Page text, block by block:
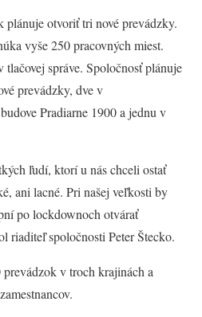
plánuje otvoriť tri nové prevádzky.
vyše 250 pracovných miest.
správe. Spoločnosť plánuje
prevádzky, dve v
Pradiarne 1900 a jednu v
ľudí, ktorí u nás chceli ostať
ani lacné. Pri našej veľkosti by
po lockdownoch otvárať
riaditeľ spoločnosti Peter Štecko.
prevádzok v troch krajinách a